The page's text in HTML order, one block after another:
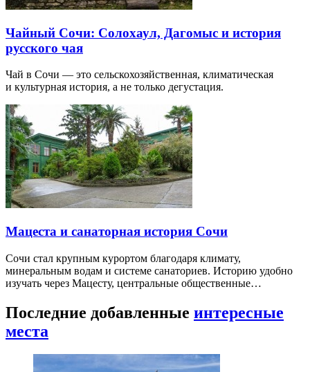
Чайный Сочи: Солохаул, Дагомыс и история
русского чая
Чай в Сочи — это сельскохозяйственная, климатическая
и культурная история, а не только дегустация.
Мацеста и санаторная история Сочи
Сочи стал крупным курортом благодаря климату,
минеральным водам и системе санаториев. Историю удобно
изучать через Мацесту, центральные общественные…
Последние добавленные интересные
места